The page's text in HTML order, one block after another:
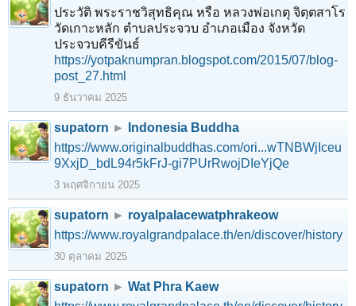
ประวัติ พระราชวิสุทธิคุณ หรือ หลวงพ่อเกตุ จิตฺตสาโร
วัดเกาะหลัก ตำบลประจวบ อำเภอเมือง จังหวัด
ประจวบคีรีขันธ์
https://yotpaknumpran.blogspot.com/2015/07/blog-
post_27.html
9 ธันวาคม 2025
supatorn ►
Indonesia Buddha
https://www.originalbuddhas.com/ori...wTNBWjIceu
9XxjD_bdL94r5kFrJ-gi7PUrRwojDIeYjQe
3 พฤศจิกายน 2025
supatorn ► royalpalacewatphrakeow
https://www.royalgrandpalace.th/en/discover/history
30 ตุลาคม 2025
supatorn ► Wat Phra Kaew